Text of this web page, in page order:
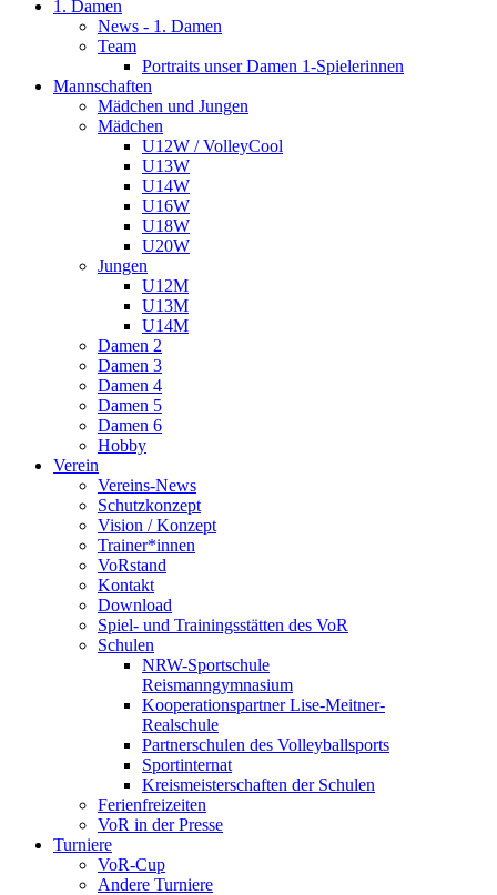
1. Damen
News - 1. Damen
Team
Portraits unser Damen 1-Spielerinnen
Mannschaften
Mädchen und Jungen
Mädchen
U12W / VolleyCool
U13W
U14W
U16W
U18W
U20W
Jungen
U12M
U13M
U14M
Damen 2
Damen 3
Damen 4
Damen 5
Damen 6
Hobby
Verein
Vereins-News
Schutzkonzept
Vision / Konzept
Trainer*innen
VoRstand
Kontakt
Download
Spiel- und Trainingsstätten des VoR
Schulen
NRW-Sportschule
Reismanngymnasium
Kooperationspartner Lise-Meitner-
Realschule
Partnerschulen des Volleyballsports
Sportinternat
Kreismeisterschaften der Schulen
Ferienfreizeiten
VoR in der Presse
Turniere
VoR-Cup
Andere Turniere